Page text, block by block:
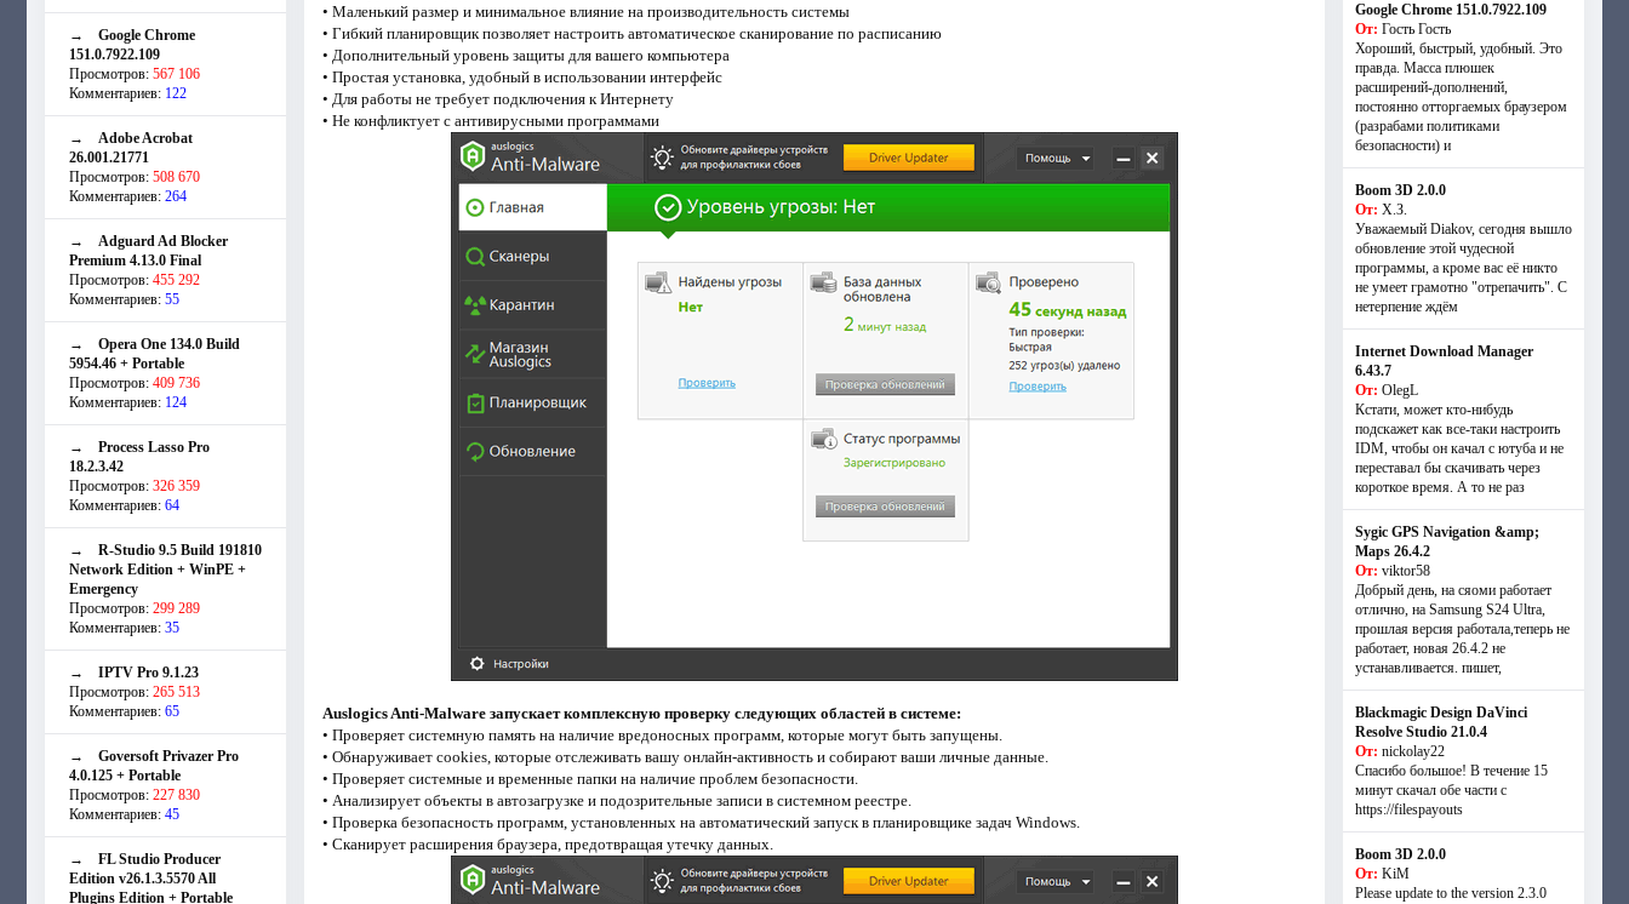
→ Google Chrome
151.0.7922.109
Просмотров: 567 106
Комментариев: 122
→ Adobe Acrobat
26.001.21771
Просмотров: 508 670
Комментариев: 264
→ Adguard Ad Blocker
Premium 4.13.0 Final
Просмотров: 455 292
Комментариев: 55
→ Opera One 134.0 Build
5954.46 + Portable
Просмотров: 409 736
Комментариев: 124
→ Process Lasso Pro
18.2.3.42
Просмотров: 326 359
Комментариев: 64
→ R-Studio 9.5 Build 191810
Network Edition + WinPE +
Emergency
Просмотров: 299 289
Комментариев: 35
→ IPTV Pro 9.1.23
Просмотров: 265 513
Комментариев: 65
→ Goversoft Privazer Pro
4.0.125 + Portable
Просмотров: 227 830
Комментариев: 45
→ FL Studio Producer
Edition v26.1.3.5570 All
Plugins Edition + Portable
• Маленький размер и минимальное влияние на производительность системы
• Гибкий планировщик позволяет настроить автоматическое сканирование по расписанию
• Дополнительный уровень защиты для вашего компьютера
• Простая установка, удобный в использовании интерфейс
• Для работы не требует подключения к Интернету
• Не конфликтует с антивирусными программами
Auslogics Anti-Malware запускает комплексную проверку следующих областей в системе:
• Проверяет системную память на наличие вредоносных программ, которые могут быть запущены.
• Обнаруживает cookies, которые отслеживать вашу онлайн-активность и собирают ваши личные данные.
• Проверяет системные и временные папки на наличие проблем безопасности.
• Анализирует объекты в автозагрузке и подозрительные записи в системном реестре.
• Проверка безопасность программ, установленных на автоматический запуск в планировщике задач Windows.
• Сканирует расширения браузера, предотвращая утечку данных.
Google Chrome 151.0.7922.109
От: Гость Гость
Хороший, быстрый, удобный. Это
правда. Масса плюшек
расширений-дополнений,
постоянно отторгаемых браузером
(разрабами политиками
безопасности) и
Boom 3D 2.0.0
От: Х.З.
Уважаемый Diakov, сегодня вышло
обновление этой чудесной
программы, а кроме вас её никто
не умеет грамотно "отрепачить". С
нетерпение ждём
Internet Download Manager
6.43.7
От: OlegL
Кстати, может кто-нибудь
подскажет как все-таки настроить
IDM, чтобы он качал с ютуба и не
переставал бы скачивать через
короткое время. А то не раз
Sygic GPS Navigation &amp;
Maps 26.4.2
От: viktor58
Добрый день, на сяоми работает
отлично, на Samsung S24 Ultra,
прошлая версия работала,теперь не
работает, новая 26.4.2 не
устанавливается. пишет,
Blackmagic Design DaVinci
Resolve Studio 21.0.4
От: nickolay22
Спасибо большое! В течение 15
минут скачал обе части с
https://filespayouts
Boom 3D 2.0.0
От: KiM
Please update to the version 2.3.0